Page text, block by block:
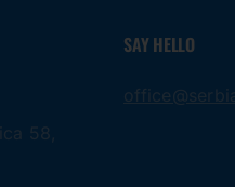
58,
SAY HELLO